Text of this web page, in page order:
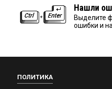
Нашли
Выделите
ошибки и
ПОЛИТИКА